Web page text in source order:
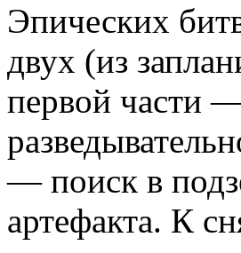
Эпических
двух (из
первой части
— поиск в
артефакта. К